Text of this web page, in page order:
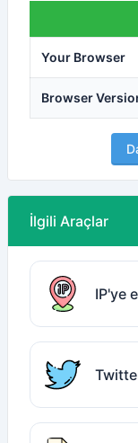
Your Browser
Browser
İlgili Araçlar
IP'ye